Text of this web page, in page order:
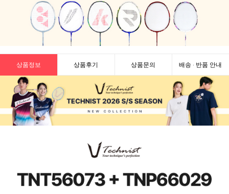
상품정보 상품후기 상품문의 배송 · 반품 안내